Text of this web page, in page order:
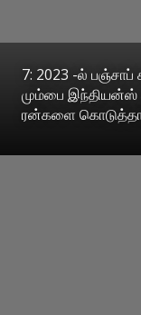
7: 2023 -ல்
மும்பை
ரன்களை